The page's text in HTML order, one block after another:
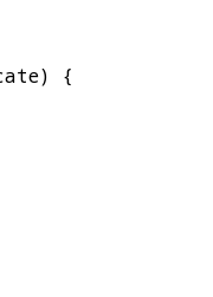
)
{